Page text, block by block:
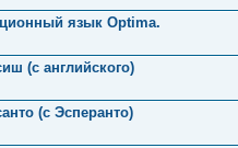
язык Optima.
(с английского)
(с Эсперанто)